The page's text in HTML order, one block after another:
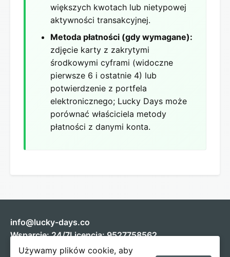
większych kwotach lub nietypowej
aktywności transakcyjnej.
Metoda płatności (gdy wymagane):
zdjęcie karty z zakrytymi
środkowymi cyframi (widoczne
pierwsze 6 i ostatnie 4) lub
potwierdzenie z portfela
elektronicznego; Lucky Days może
porównać właściciela metody
płatności z danymi konta.
info@lucky-days.co
Wsparcie: 24/7Licencja: 9527758562
Graj odpowiedzialnie 18+.
Używamy plików cookie, aby